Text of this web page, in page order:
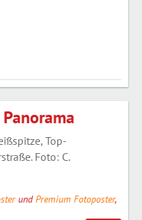
Top-
Foto: C.
undPremium Fotoposter,